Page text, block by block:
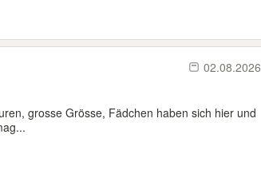
02.08.2026
grosse Grösse, Fädchen haben sich hier und